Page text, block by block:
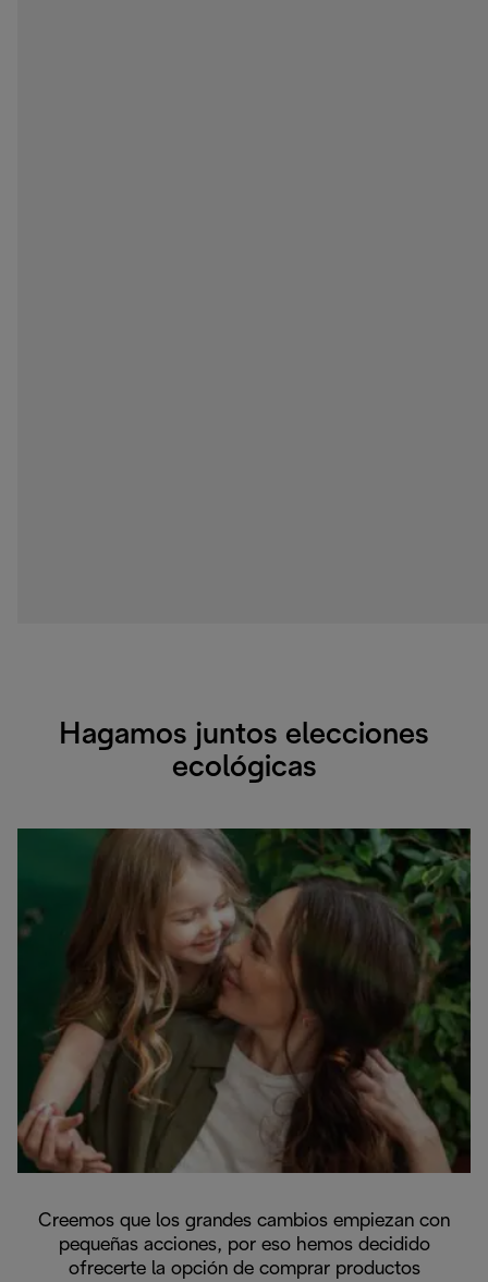
Hagamos juntos elecciones
ecológicas
Creemos que los grandes cambios empiezan con
pequeñas acciones, por eso hemos decidido
ofrecerte la opción de comprar productos